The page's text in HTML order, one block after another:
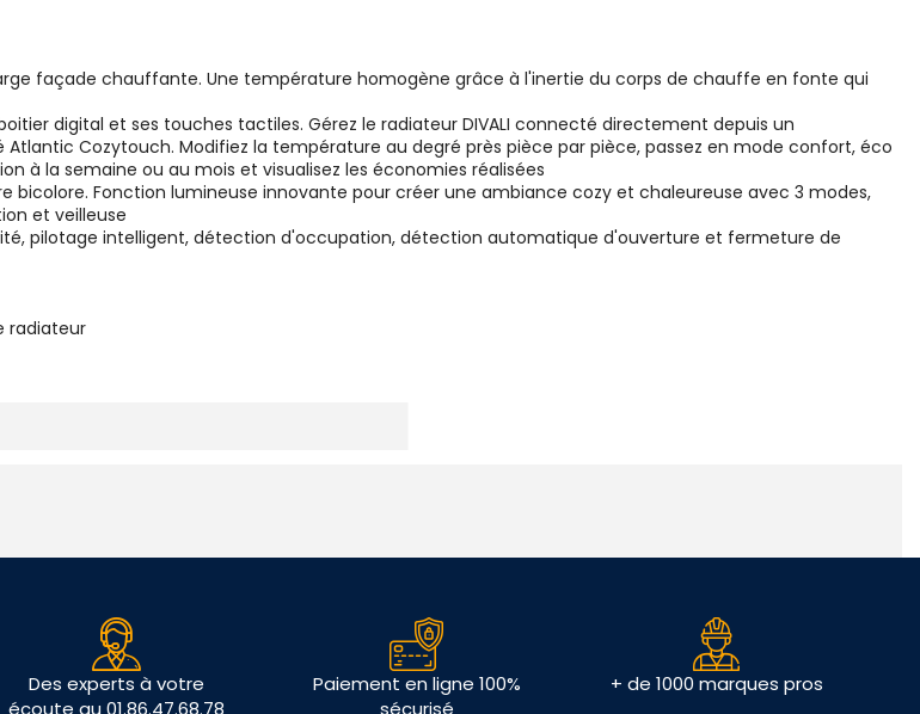
façade chauffante. Une température homogène grâce à l'inertie du corps de chauffe en fonte qui
digital et ses touches tactiles. Gérez le radiateur DIVALI connecté directement depuis un
Cozytouch. Modifiez la température au degré près pièce par pièce, passez en mode confort, éco
à la semaine ou au mois et visualisez les économies réalisées
Fonction lumineuse innovante pour créer une ambiance cozy et chaleureuse avec 3 modes,
et veilleuse
pilotage intelligent, détection d'occupation, détection automatique d'ouverture et fermeture de
radiateur
Des experts à votre
écoute au 01.86.47.68.78
Paiement en ligne 100%
sécurisé
+ de 1000 marques pros